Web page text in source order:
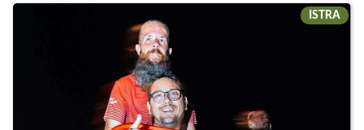
ISTRA